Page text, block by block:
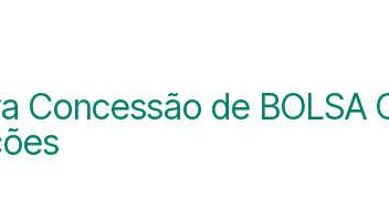
assessoria de imprensa
trabalhe conosco
Concessão de BOLSA